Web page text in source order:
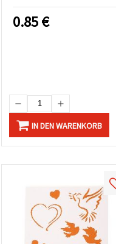
Modell L18
0.85€
IN DEN WARENKORB